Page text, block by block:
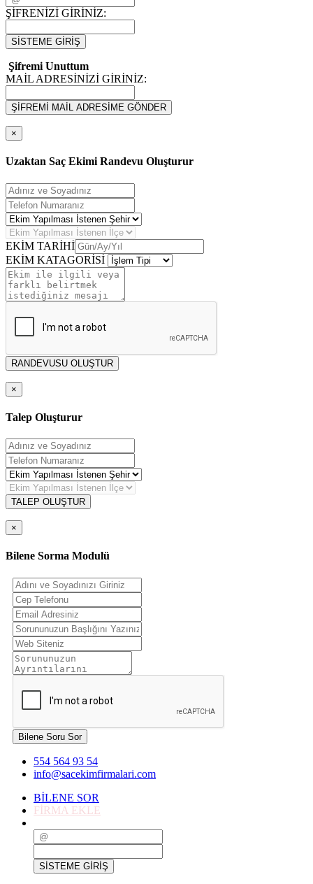
ŞİFRENİZİ GİRİNİZ:
SİSTEME GİRİŞ
Şifremi Unuttum
MAİL ADRESİNİZİ GİRİNİZ:
ŞİFREMİ MAİL ADRESİME GÖNDER
×
Uzaktan Saç Ekimi Randevu Oluşturur
EKİM TARİHİ
EKİM KATAGORİSİ
RANDEVUSU OLUŞTUR
×
Talep Oluşturur
TALEP OLUŞTUR
×
Bilene Sorma Modulü
Bilene Soru Sor
554 564 93 54
info@sacekimfirmalari.com
BİLENE SOR
FİRMA EKLE
SİSTEME GİRİŞ